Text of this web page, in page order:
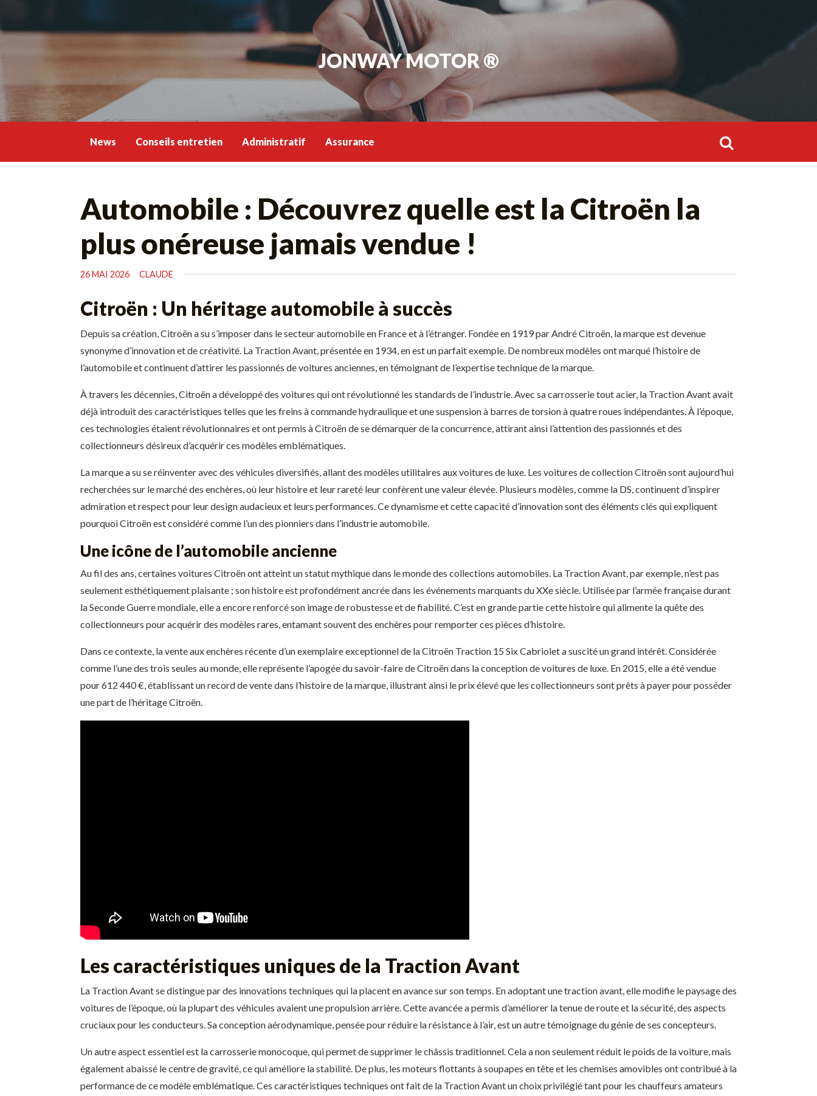
JONWAY MOTOR ®
News Conseils entretien Administratif Assurance
Automobile : Découvrez quelle est la Citroën la
plus onéreuse jamais vendue !
26 MAI 2026 CLAUDE
Citroën : Un héritage automobile à succès
Depuis sa création, Citroën a su s’imposer dans le secteur automobile en France et à l’étranger. Fondée en 1919 par André Citroën, la marque est devenue
synonyme d’innovation et de créativité. La Traction Avant, présentée en 1934, en est un parfait exemple. De nombreux modèles ont marqué l’histoire de
l’automobile et continuent d’attirer les passionnés de voitures anciennes, en témoignant de l’expertise technique de la marque.
À travers les décennies, Citroën a développé des voitures qui ont révolutionné les standards de l’industrie. Avec sa carrosserie tout acier, la Traction Avant avait
déjà introduit des caractéristiques telles que les freins à commande hydraulique et une suspension à barres de torsion à quatre roues indépendantes. À l’époque,
ces technologies étaient révolutionnaires et ont permis à Citroën de se démarquer de la concurrence, attirant ainsi l’attention des passionnés et des
collectionneurs désireux d’acquérir ces modèles emblématiques.
La marque a su se réinventer avec des véhicules diversifiés, allant des modèles utilitaires aux voitures de luxe. Les voitures de collection Citroën sont aujourd’hui
recherchées sur le marché des enchères, où leur histoire et leur rareté leur confèrent une valeur élevée. Plusieurs modèles, comme la DS, continuent d’inspirer
admiration et respect pour leur design audacieux et leurs performances. Ce dynamisme et cette capacité d’innovation sont des éléments clés qui expliquent
pourquoi Citroën est considéré comme l’un des pionniers dans l’industrie automobile.
Une icône de l’automobile ancienne
Au fil des ans, certaines voitures Citroën ont atteint un statut mythique dans le monde des collections automobiles. La Traction Avant, par exemple, n’est pas
seulement esthétiquement plaisante ; son histoire est profondément ancrée dans les événements marquants du XXe siècle. Utilisée par l’armée française durant
la Seconde Guerre mondiale, elle a encore renforcé son image de robustesse et de fiabilité. C’est en grande partie cette histoire qui alimente la quête des
collectionneurs pour acquérir des modèles rares, entamant souvent des enchères pour remporter ces pièces d’histoire.
Dans ce contexte, la vente aux enchères récente d’un exemplaire exceptionnel de la Citroën Traction 15 Six Cabriolet a suscité un grand intérêt. Considérée
comme l’une des trois seules au monde, elle représente l’apogée du savoir-faire de Citroën dans la conception de voitures de luxe. En 2015, elle a été vendue
pour 612 440 €, établissant un record de vente dans l’histoire de la marque, illustrant ainsi le prix élevé que les collectionneurs sont prêts à payer pour posséder
une part de l’héritage Citroën.
Les caractéristiques uniques de la Traction Avant
La Traction Avant se distingue par des innovations techniques qui la placent en avance sur son temps. En adoptant une traction avant, elle modifie le paysage des
voitures de l’époque, où la plupart des véhicules avaient une propulsion arrière. Cette avancée a permis d’améliorer la tenue de route et la sécurité, des aspects
cruciaux pour les conducteurs. Sa conception aérodynamique, pensée pour réduire la résistance à l’air, est un autre témoignage du génie de ses concepteurs.
Un autre aspect essentiel est la carrosserie monocoque, qui permet de supprimer le châssis traditionnel. Cela a non seulement réduit le poids de la voiture, mais
également abaissé le centre de gravité, ce qui améliore la stabilité. De plus, les moteurs flottants à soupapes en tête et les chemises amovibles ont contribué à la
performance de ce modèle emblématique. Ces caractéristiques techniques ont fait de la Traction Avant un choix privilégié tant pour les chauffeurs amateurs
Rechercher :